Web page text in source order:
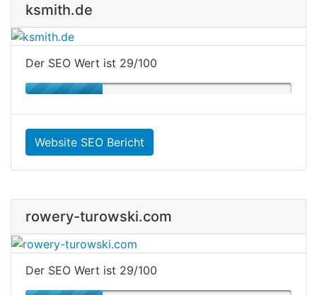
ksmith.de
Der SEO Wert ist 29/100
Website SEO Bericht
rowery-turowski.com
Der SEO Wert ist 29/100